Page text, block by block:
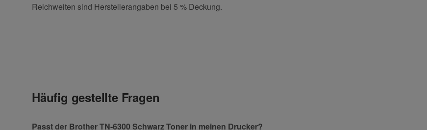
Reichweiten sind Herstellerangaben bei 5 % Deckung.
Häufig gestellte Fragen
Passt der Brother TN-6300 Schwarz Toner in meinen Drucker?